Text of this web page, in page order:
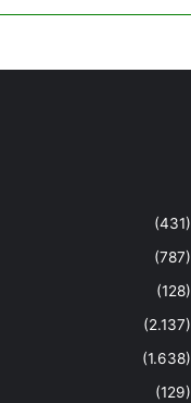
(431)
(787)
(128)
(2.137)
(1.638)
(129)